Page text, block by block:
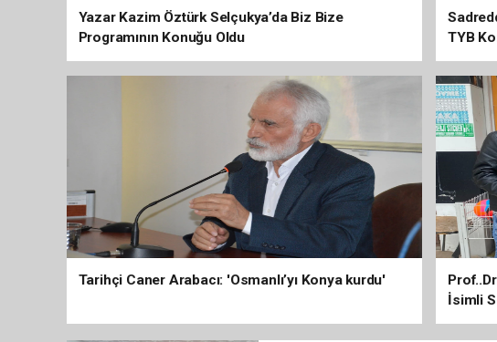
Yazar Kazim Öztürk Selçukya’da Biz Bize
Programının Konuğu Oldu
TYB
Tarihçi Caner Arabacı: 'Osmanlı’yı Konya kurdu'
İsimli